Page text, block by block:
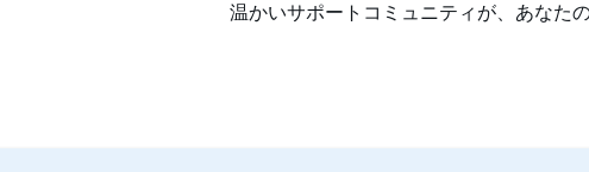
温かいサポートコミュニティが、あなた